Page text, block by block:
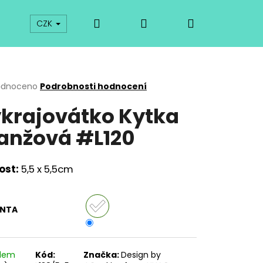
Kurzy Odkazy O vykrajovátkách
CZK Přihlášení
Podrobnosti hodnocení
Kytka
#L120
5,5 x 5,5cm
Kód:
Značka:Design by